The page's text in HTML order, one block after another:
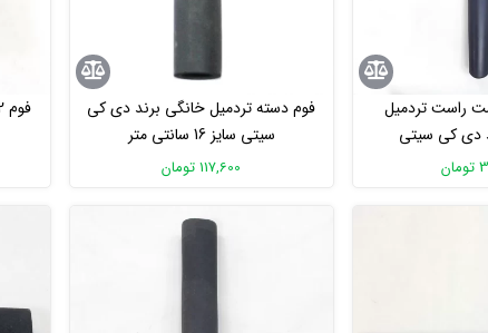
راست تردمیل
دی کی سیتی
فوم دسته تردمیل خانگی برند دی کی
سیتی سایز 16 سانتی متر
117,600 تومان